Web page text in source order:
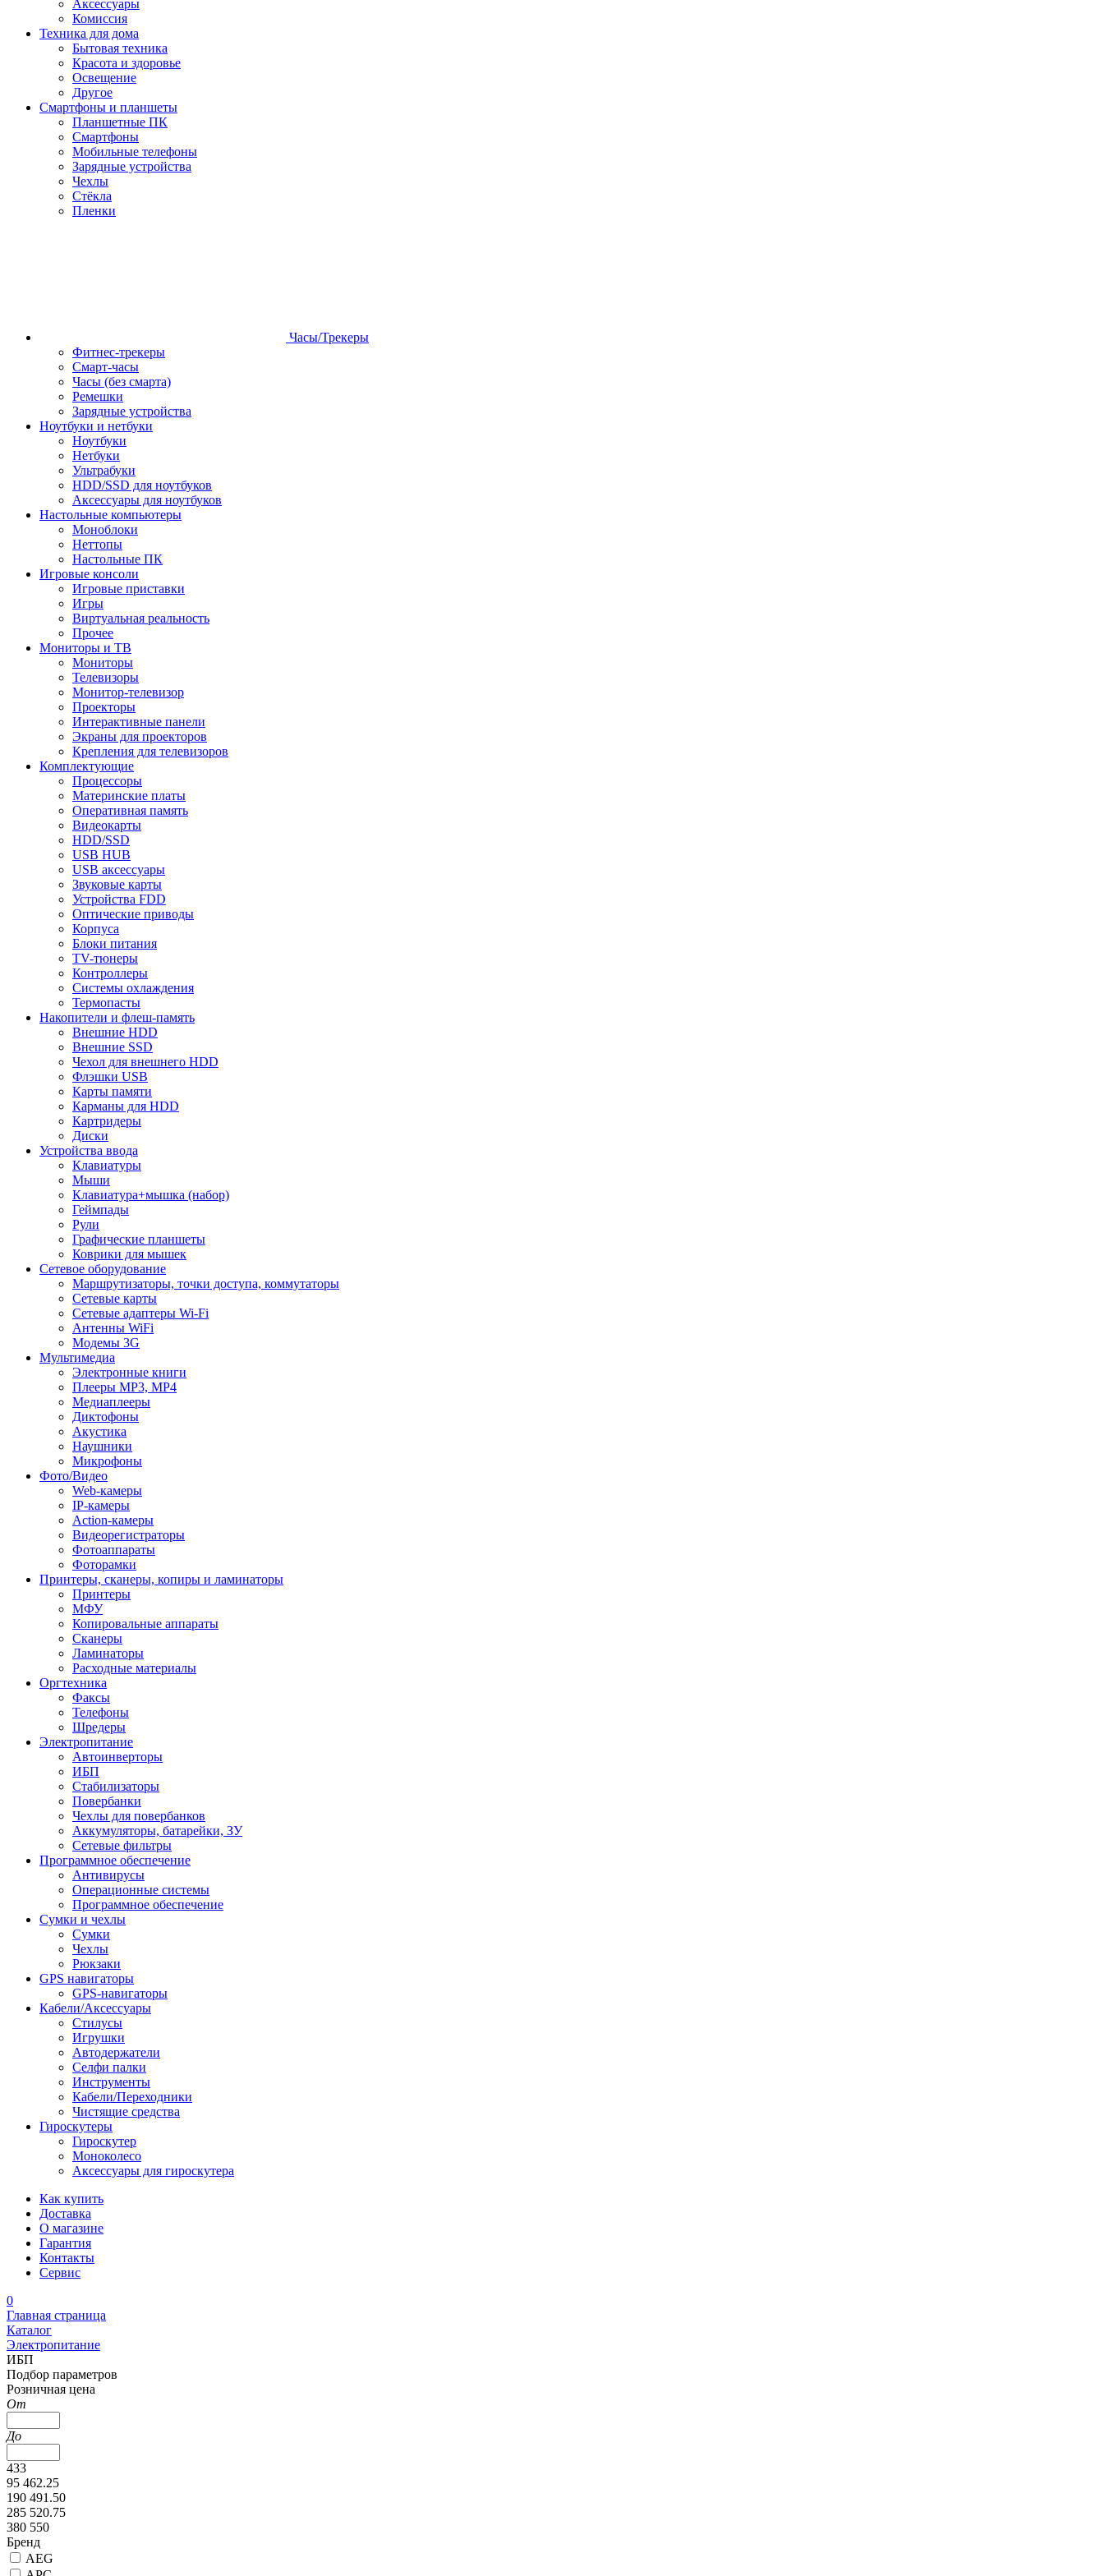
Аксессуары
Комиссия
Техника для дома
Бытовая техника
Красота и здоровье
Освещение
Другое
Смартфоны и планшеты
Планшетные ПК
Смартфоны
Мобильные телефоны
Зарядные устройства
Чехлы
Стёкла
Пленки
Часы/Трекеры
Фитнес-трекеры
Смарт-часы
Часы (без смарта)
Ремешки
Зарядные устройства
Ноутбуки и нетбуки
Ноутбуки
Нетбуки
Ультрабуки
HDD/SSD для ноутбуков
Аксессуары для ноутбуков
Настольные компьютеры
Моноблоки
Неттопы
Настольные ПК
Игровые консоли
Игровые приставки
Игры
Виртуальная реальность
Прочее
Мониторы и ТВ
Мониторы
Телевизоры
Монитор-телевизор
Проекторы
Интерактивные панели
Экраны для проекторов
Крепления для телевизоров
Комплектующие
Процессоры
Материнские платы
Оперативная память
Видеокарты
HDD/SSD
USB HUB
USB аксессуары
Звуковые карты
Устройства FDD
Оптические приводы
Корпуса
Блоки питания
TV-тюнеры
Контроллеры
Системы охлаждения
Термопасты
Накопители и флеш-память
Внешние HDD
Внешние SSD
Чехол для внешнего HDD
Флэшки USB
Карты памяти
Карманы для HDD
Картридеры
Диски
Устройства ввода
Клавиатуры
Мыши
Клавиатура+мышка (набор)
Геймпады
Рули
Графические планшеты
Коврики для мышек
Сетевое оборудование
Маршрутизаторы, точки доступа, коммутаторы
Сетевые карты
Сетевые адаптеры Wi-Fi
Антенны WiFi
Модемы 3G
Мультимедиа
Электронные книги
Плееры MP3, MP4
Медиаплееры
Диктофоны
Акустика
Наушники
Микрофоны
Фото/Видео
Web-камеры
IP-камеры
Action-камеры
Видеорегистраторы
Фотоаппараты
Фоторамки
Принтеры, сканеры, копиры и ламинаторы
Принтеры
МФУ
Копировальные аппараты
Сканеры
Ламинаторы
Расходные материалы
Оргтехника
Факсы
Телефоны
Шредеры
Электропитание
Автоинверторы
ИБП
Стабилизаторы
Повербанки
Чехлы для повербанков
Аккумуляторы, батарейки, ЗУ
Сетевые фильтры
Программное обеспечение
Антивирусы
Операционные системы
Программное обеспечение
Сумки и чехлы
Сумки
Чехлы
Рюкзаки
GPS навигаторы
GPS-навигаторы
Кабели/Аксессуары
Стилусы
Игрушки
Автодержатели
Селфи палки
Инструменты
Кабели/Переходники
Чистящие средства
Гироскутеры
Гироскутер
Моноколесо
Аксессуары для гироскутера
Как купить
Доставка
О магазине
Гарантия
Контакты
Сервис
0
Главная страница
Каталог
Электропитание
ИБП
Подбор параметров
Розничная цена
От
До
433
95 462.25
190 491.50
285 520.75
380 550
Бренд
AEG